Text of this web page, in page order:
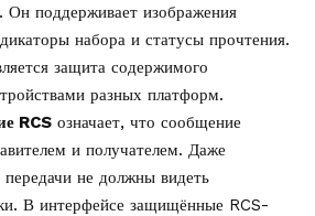
Он поддерживает изображения
набора и статусы прочтения.
защита содержимого
разных платформ.
RCS означает, что сообщение
и получателем. Даже
передачи не должны видеть
В интерфейсе защищённые RCS-